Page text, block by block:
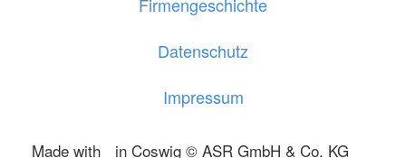
Datenschutz
Impressum
Made with in Coswig © ASR GmbH & Co. KG